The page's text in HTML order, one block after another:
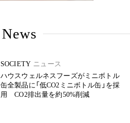
News
SOCIETY ニュース
ハウスウェルネスフーズがミニボトル
缶全製品に「低CO2ミニボトル缶」を採
用 CO2排出量を約50%削減